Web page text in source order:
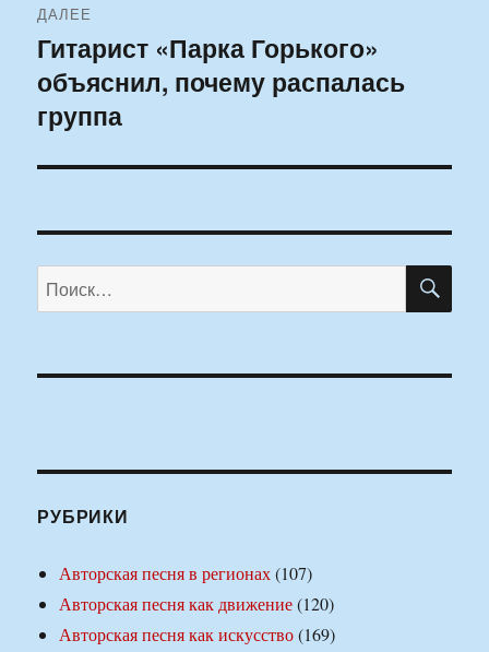
ДАЛЕЕ
Следующая
запись:
Гитарист «Парка Горького»
объяснил, почему распалась
группа
Искать:
РУБРИКИ
Авторская песня в регионах(107)
Авторская песня как движение(120)
Авторская песня как искусство(169)